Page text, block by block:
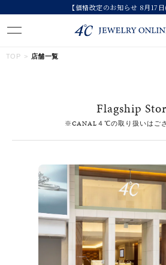
【価格改定のお知らせ 8月17日
#eギフト #ハーフエタニテ
#メンズ ネックレス
カテゴリー
TOP 店舗一覧
Flagship
※CANAL４℃の取り扱いはござ